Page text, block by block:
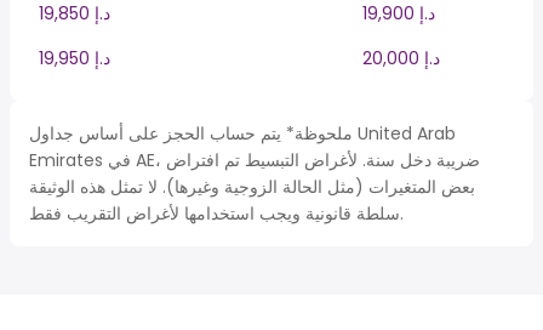
19,850 د.إ
19,900 د.إ
19,950 د.إ
20,000 د.إ
ملحوظة* يتم حساب الحجز على أساس جداول United Arab
Emirates في AE، ضريبة دخل سنة. لأغراض التبسيط تم افتراض
بعض المتغيرات (مثل الحالة الزوجية وغيرها). لا تمثل هذه الوثيقة
سلطة قانونية ويجب استخدامها لأغراض التقريب فقط.